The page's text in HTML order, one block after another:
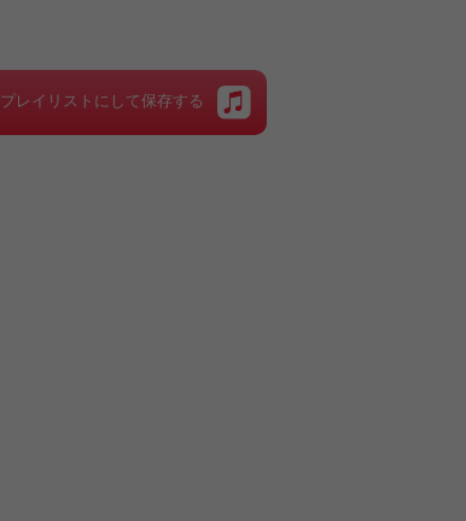
レイリストにして保存する